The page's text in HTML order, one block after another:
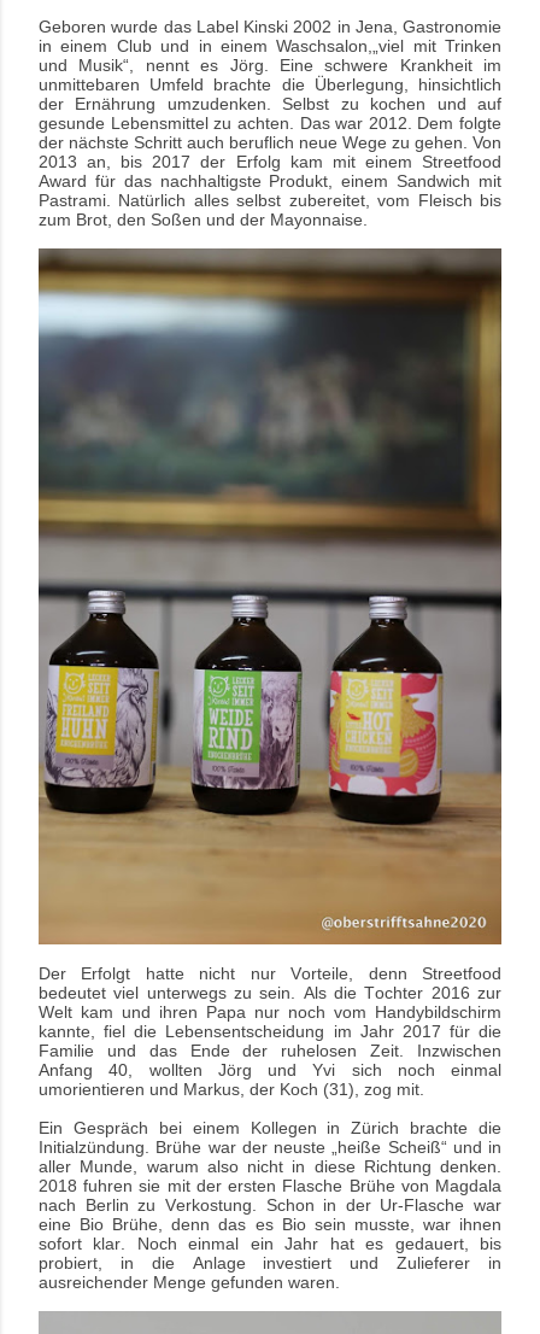
Geboren wurde das Label Kinski 2002 in Jena, Gastronomie
in einem Club und in einem Waschsalon,„viel mit Trinken
und Musik“, nennt es Jörg. Eine schwere Krankheit im
unmittebaren Umfeld brachte die Überlegung, hinsichtlich
der Ernährung umzudenken. Selbst zu kochen und auf
gesunde Lebensmittel zu achten. Das war 2012. Dem folgte
der nächste Schritt auch beruflich neue Wege zu gehen. Von
2013 an, bis 2017 der Erfolg kam mit einem Streetfood
Award für das nachhaltigste Produkt, einem Sandwich mit
Pastrami. Natürlich alles selbst zubereitet, vom Fleisch bis
zum Brot, den Soßen und der Mayonnaise.
Der Erfolgt hatte nicht nur Vorteile, denn Streetfood
bedeutet viel unterwegs zu sein. Als die Tochter 2016 zur
Welt kam und ihren Papa nur noch vom Handybildschirm
kannte, fiel die Lebensentscheidung im Jahr 2017 für die
Familie und das Ende der ruhelosen Zeit. Inzwischen
Anfang 40, wollten Jörg und Yvi sich noch einmal
umorientieren und Markus, der Koch (31), zog mit.
Ein Gespräch bei einem Kollegen in Zürich brachte die
Initialzündung. Brühe war der neuste „heiße Scheiß“ und in
aller Munde, warum also nicht in diese Richtung denken.
2018 fuhren sie mit der ersten Flasche Brühe von Magdala
nach Berlin zu Verkostung. Schon in der Ur-Flasche war
eine Bio Brühe, denn das es Bio sein musste, war ihnen
sofort klar. Noch einmal ein Jahr hat es gedauert, bis
probiert, in die Anlage investiert und Zulieferer in
ausreichender Menge gefunden waren.